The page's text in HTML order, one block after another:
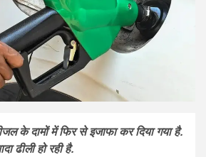
के दामों में फिर से इजाफा कर दिया गया है.
ढीली हो रही है.